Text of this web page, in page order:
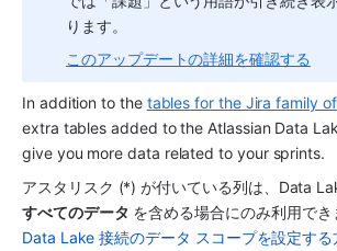
ります。
このアップデートの詳細を確認する
In addition to the tables for the Jira family
extra tables added to the Atlassian Data
give you more data related to your sprints.
アスタリスク (*) が付いている列は、Data
すべてのデータ を含める場合にのみ利用でき
Data Lake 接続のデータ スコープを設定す